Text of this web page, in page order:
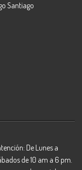
Santiago
De Lunes a
de 10 am a 6 pm.